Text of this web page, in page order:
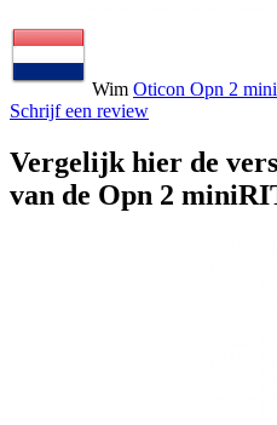
Wim Oticon Opn 2
Schrijf een review
Vergelijk hier de
van de Opn 2